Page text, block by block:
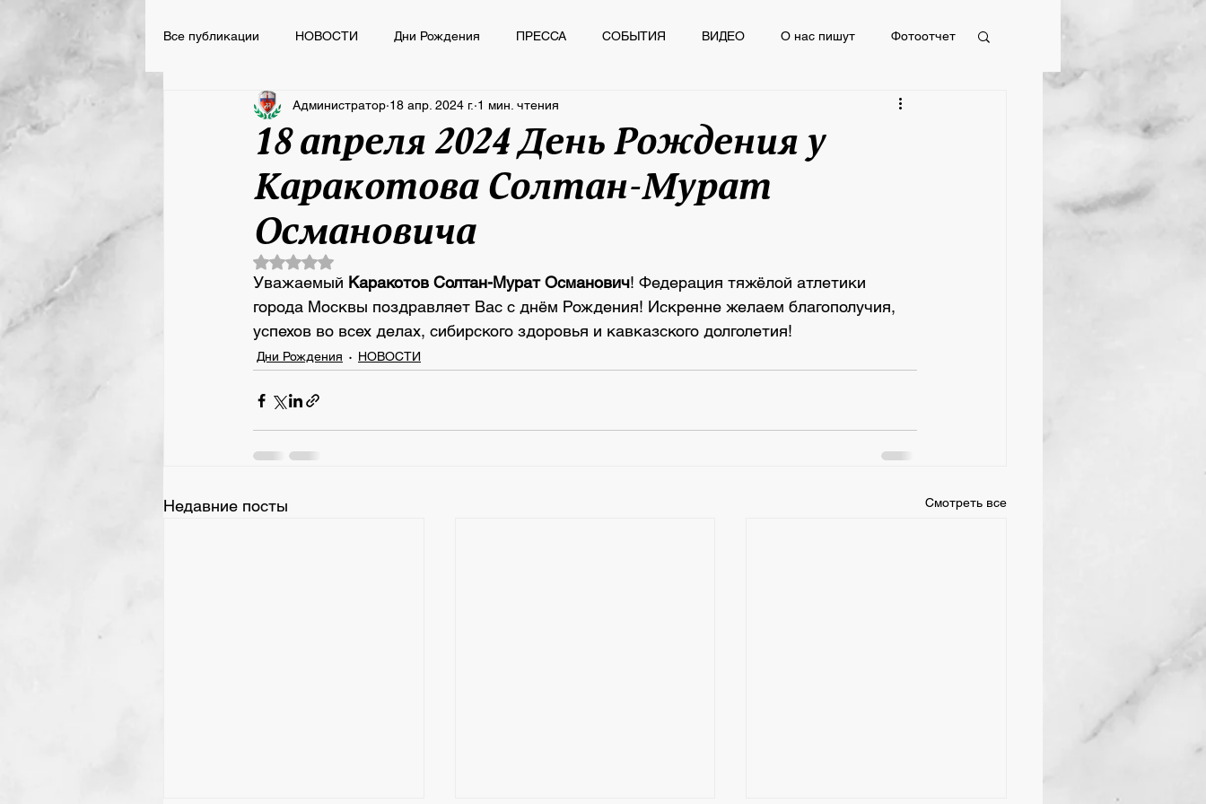
Все публикации НОВОСТИ Дни Рождения ПРЕССА СОБЫТИЯ ВИДЕО О нас пишут Фотоотчет
НОВОСТИ ВСПОМНИТЬ ВСЁ ПРЕССА СОБЫТИЯ
Сегодня День Рождения
18 апреля 2024 День Рождения у
Каракотова Солтан-Мурат
Османовича
Администратор 18 апр. 2024 г. 1 мин. чтения
Оценка: не число из 5 звезд.
Уважаемый Каракотов Солтан-Мурат Османович! Федерация тяжёлой атлетики
города Москвы поздравляет Вас с днём Рождения! Искренне желаем благополучия,
успехов во всех делах, сибирского здоровья и кавказского долголетия!
Дни Рождения НОВОСТИ
Недавние посты Смотреть все